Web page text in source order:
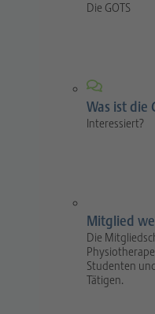
Die GOTS
Was ist die
Interessiert?
Mitglied
Die
Studenten
Tätigen.